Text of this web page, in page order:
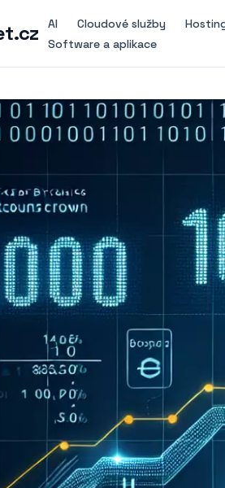
AI Cloudové služby
Software a aplikace